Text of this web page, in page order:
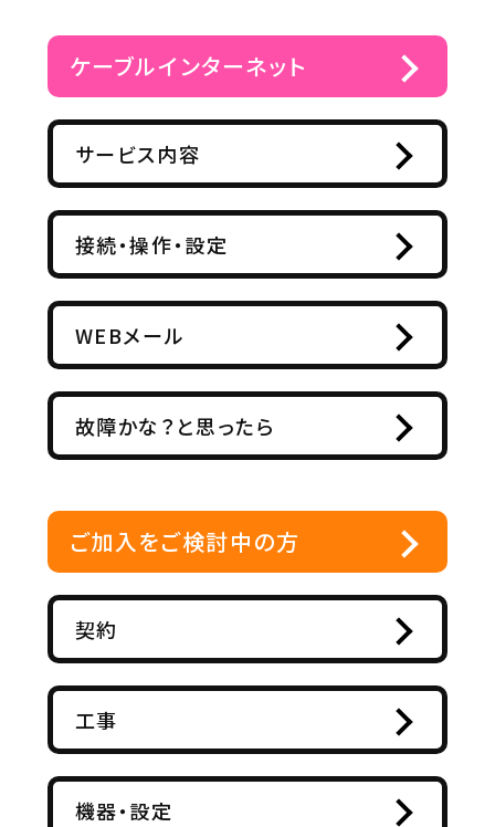
ご加入をご検討中の方
契約
工事
機器・設定
ケーブルインターネット
サービス内容
接続・操作・設定
WEBメール
故障かな？と思ったら